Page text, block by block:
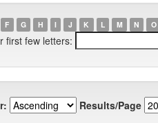
F G H I J K L M N O
first few letters:
Results/Page